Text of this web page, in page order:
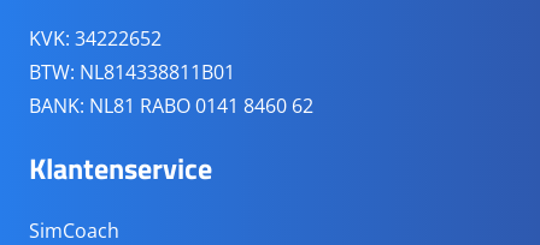
KVK: 34222652
BTW: NL814338811B01
BANK: NL81 RABO 0141 8460 62
Klantenservice
SimCoach